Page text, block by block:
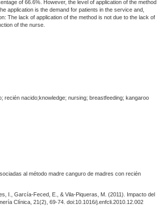
of 66.6%. However, the level of application of the method
application is the demand for patients in the service and,
The lack of application of the method is not due to the lack of
of the nurse.
recién nacido;knowledge; nursing; breastfeeding; kangaroo
al método madre canguro de madres con recién
I., García-Feced, E., & Vila-Piqueras, M. (2011). Impacto del
Clínica, 21(2), 69-74. doi:10.1016/j.enfcli.2010.12.002